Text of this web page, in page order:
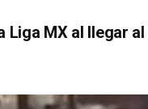
MX al llegar